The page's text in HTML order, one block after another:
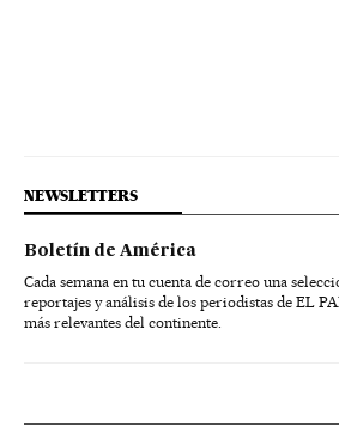
NEWSLETTERS
Boletín de América
Cada semana en tu cuenta de correo una
reportajes y análisis de los periodistas de EL
más relevantes del continente.